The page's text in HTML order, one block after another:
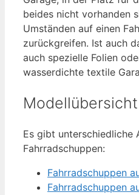
beides nicht vorhanden
Umständen auf einen
zurückgreifen. Ist auch
auch spezielle Folien
wasserdichte textile
Modellübersicht
Es gibt unterschiedliche
Fahrradschuppen:
Fahrradschuppen
Fahrradschuppen